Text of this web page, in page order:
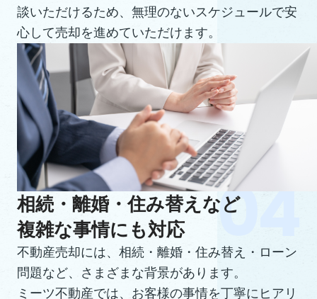
談いただけるため、無理のないスケジュールで安
心して売却を進めていただけます。
相続・離婚・住み替えなど
複雑な事情にも対応
不動産売却には、相続・離婚・住み替え・ローン
問題など、さまざまな背景があります。
ミーツ不動産では、お客様の事情を丁寧にヒアリ